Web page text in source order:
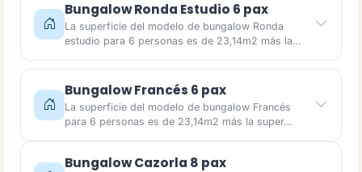
Bungalow Ronda Estudio 6 pax
La superficie del modelo de bungalow Ronda
estudio para 6 personas es de 23,14m2 más la…
Bungalow Francés 6 pax
La superficie del modelo de bungalow Francés
para 6 personas es de 23,14m2 más la super…
Bungalow Cazorla 8 pax